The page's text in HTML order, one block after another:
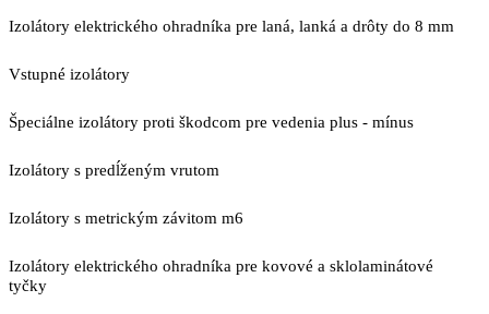
Izolátory elektrického ohradníka pre laná, lanká a drôty do 8 mm
Vstupné izolátory
Špeciálne izolátory proti škodcom pre vedenia plus - mínus
Izolátory s predĺženým vrutom
Izolátory s metrickým závitom m6
Izolátory elektrického ohradníka pre kovové a sklolaminátové
tyčky